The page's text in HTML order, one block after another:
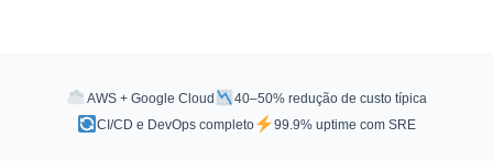
AWS + Google Cloud
40–50% redução de custo típica
CI/CD e DevOps completo
99.9% uptime com SRE